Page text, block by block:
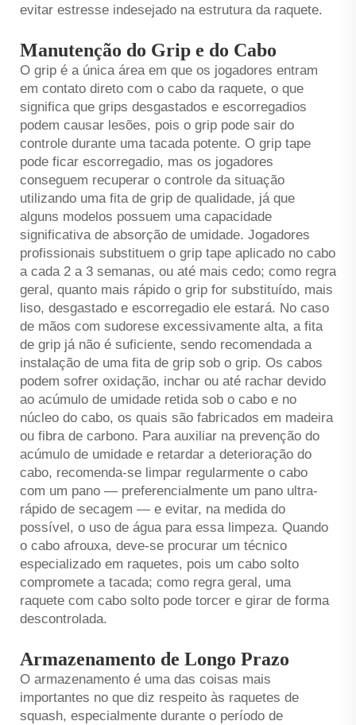
evitar estresse indesejado na estrutura da raquete.
Manutenção do Grip e do Cabo
O grip é a única área em que os jogadores entram
em contato direto com o cabo da raquete, o que
significa que grips desgastados e escorregadios
podem causar lesões, pois o grip pode sair do
controle durante uma tacada potente. O grip tape
pode ficar escorregadio, mas os jogadores
conseguem recuperar o controle da situação
utilizando uma fita de grip de qualidade, já que
alguns modelos possuem uma capacidade
significativa de absorção de umidade. Jogadores
profissionais substituem o grip tape aplicado no cabo
a cada 2 a 3 semanas, ou até mais cedo; como regra
geral, quanto mais rápido o grip for substituído, mais
liso, desgastado e escorregadio ele estará. No caso
de mãos com sudorese excessivamente alta, a fita
de grip já não é suficiente, sendo recomendada a
instalação de uma fita de grip sob o grip. Os cabos
podem sofrer oxidação, inchar ou até rachar devido
ao acúmulo de umidade retida sob o cabo e no
núcleo do cabo, os quais são fabricados em madeira
ou fibra de carbono. Para auxiliar na prevenção do
acúmulo de umidade e retardar a deterioração do
cabo, recomenda-se limpar regularmente o cabo
com um pano — preferencialmente um pano ultra-
rápido de secagem — e evitar, na medida do
possível, o uso de água para essa limpeza. Quando
o cabo afrouxa, deve-se procurar um técnico
especializado em raquetes, pois um cabo solto
compromete a tacada; como regra geral, uma
raquete com cabo solto pode torcer e girar de forma
descontrolada.
Armazenamento de Longo Prazo
O armazenamento é uma das coisas mais
importantes no que diz respeito às raquetes de
squash, especialmente durante o período de